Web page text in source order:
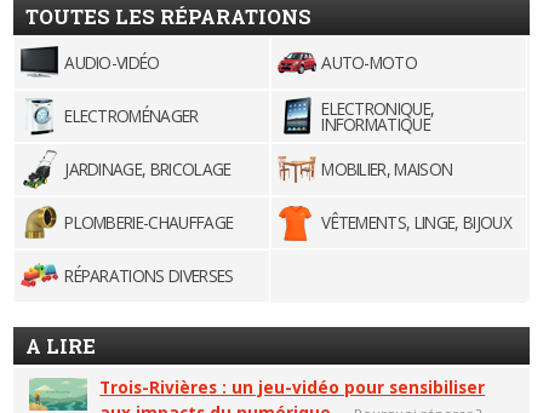
TOUTES LES RÉPARATIONS
AUDIO-VIDÉO AUTO-MOTO
ELECTROMÉNAGER ELECTRONIQUE,
INFORMATIQUE
JARDINAGE, BRICOLAGE
MOBILIER, MAISON
PLOMBERIE-CHAUFFAGE VÊTEMENTS, LINGE, BIJOUX
RÉPARATIONS DIVERSES
A LIRE
Trois-Rivières : un jeu-vidéo pour sensibiliser